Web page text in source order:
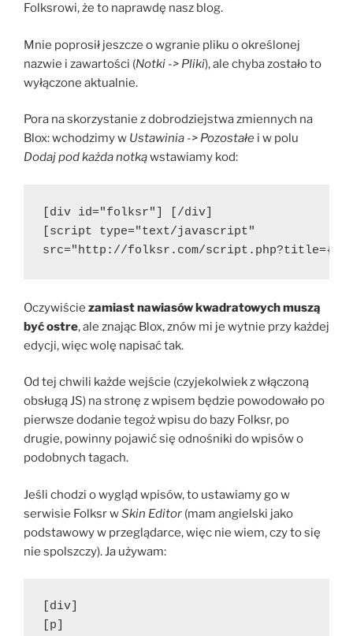
Folksrowi, że to naprawdę nasz blog.
Mnie poprosił jeszcze o wgranie pliku o określonej
nazwie i zawartości (Notki -> Pliki), ale chyba zostało to
wyłączone aktualnie.
Pora na skorzystanie z dobrodziejstwa zmiennych na
Blox: wchodzimy w Ustawinia -> Pozostałe i w polu
Dodaj pod każda notkąwstawiamy kod:
[div id="folksr"] [/div]
[script type="text/javascript"
src="http://folksr.com/
Oczywiście zamiast nawiasów kwadratowychmuszą
być ostre, ale znając Blox, znów mi je wytnie przy każdej
edycji, więc wolę napisać tak.
Od tej chwili każde wejście (czyjekolwiek z włączoną
obsługą JS) na stronę z wpisem będzie powodowało po
pierwsze dodanie tegoż wpisu do bazy Folksr, po
drugie, powinny pojawić się odnośniki do wpisów o
podobnych tagach.
Jeśli chodzi o wygląd wpisów, to ustawiamy go w
serwisie Folksr wSkin Editor (mam angielski jako
podstawowy w przeglądarce, więc nie wiem, czy to się
nie spolszczy). Ja używam:
[div]
[p]